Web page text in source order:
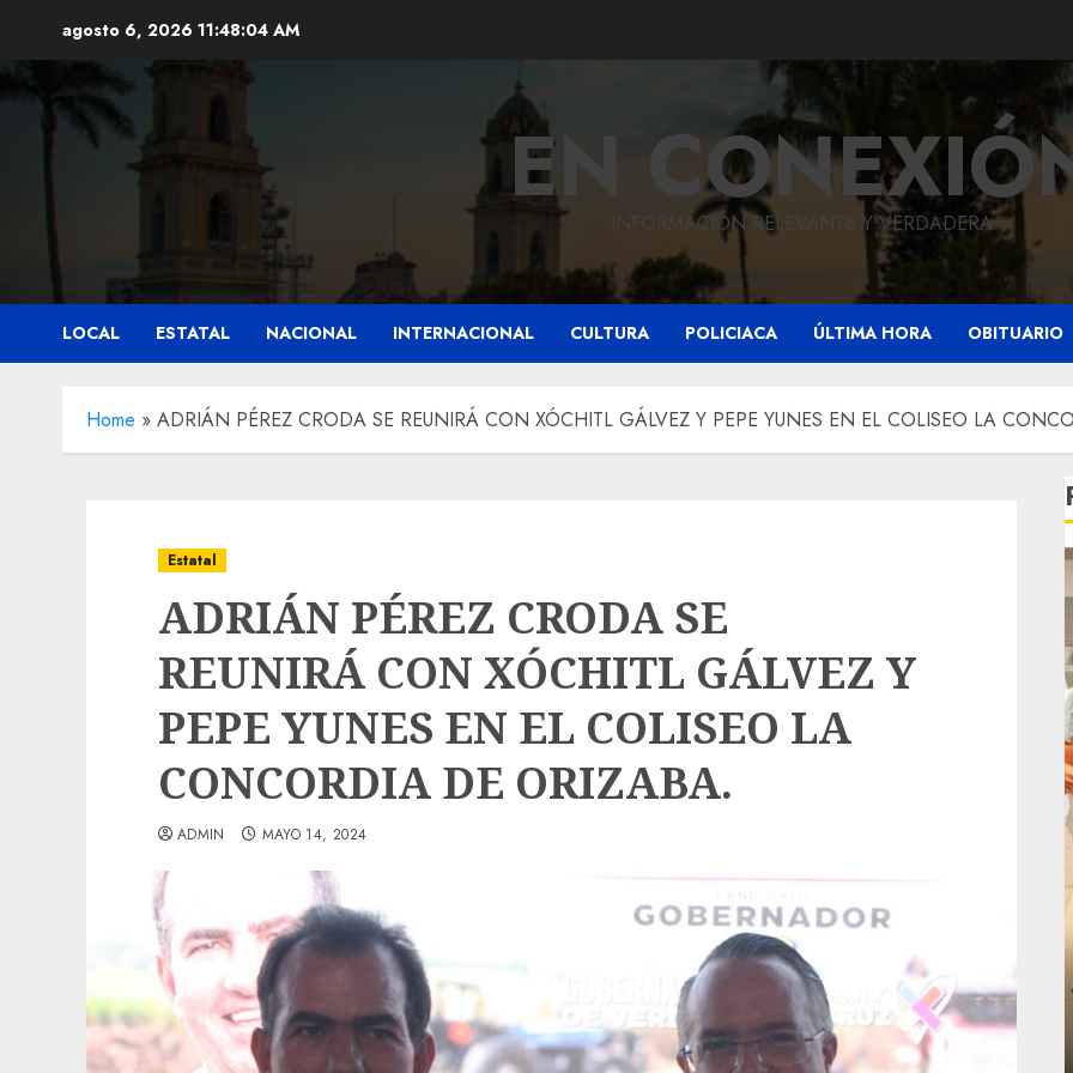
contenido
agosto 6, 2026 11:48:05 AM
ENINFORMACIÓN RELEVANTE Y VERDADERA.
LOCAL ESTATAL NACIONAL INTERNACIONAL CULTURA POLICIACA ÚLTIMA HORA OBITUARIO
Home » ADRIÁN PÉREZ CRODA SE REUNIRÁ CON XÓCHITL GÁLVEZ Y PEPE YUNES EN EL COLISEO LA
Estatal
ADRIÁN PÉREZ CRODA SE
REUNIRÁ CON XÓCHITL GÁLVEZ Y
PEPE YUNES EN EL COLISEO LA
CONCORDIA DE ORIZABA.
ADMIN MAYO 14, 2024
Local
Obra de pavimentación de San Marcial será
mejorada. Interviene CASF
ADMIN JULIO 27, 2026 0
Reviven la historia de Fortín, con exposición
de la cronista Minerva Salas.
ADMIN JULIO 31, 2026 0